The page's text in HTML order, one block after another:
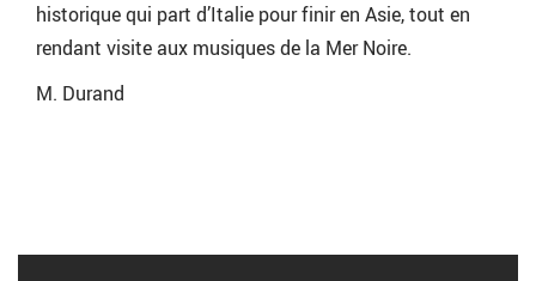
historique qui part d’Italie pour finir en Asie, tout en
rendant visite aux musiques de la Mer Noire.
M. Durand